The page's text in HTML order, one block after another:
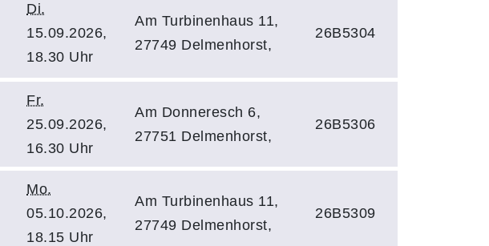
Di.
15.09.2026,
18.30 Uhr
Am Turbinenhaus 11,
27749 Delmenhorst,
26B5304
Fr.
25.09.2026,
16.30 Uhr
Am Donneresch 6,
27751 Delmenhorst,
26B5306
Mo.
05.10.2026,
18.15 Uhr
Am Turbinenhaus 11,
27749 Delmenhorst,
26B5309